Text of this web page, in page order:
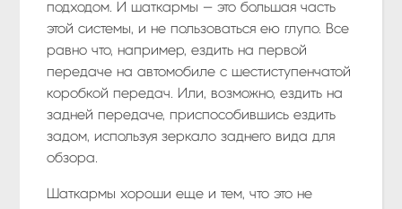
подходом. И шаткармы — это большая часть
этой системы, и не пользоваться ею глупо. Все
равно что, например, ездить на первой
передаче на автомобиле с шестиступенчатой
коробкой передач. Или, возможно, ездить на
задней передаче, приспособившись ездить
задом, используя зеркало заднего вида для
обзора.
Шаткармы хороши еще и тем, что это не